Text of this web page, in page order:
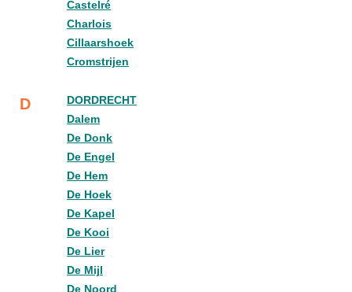
Castelré
Charlois
Cillaarshoek
Cromstrijen
D
DORDRECHT
Dalem
De Donk
De Engel
De Hem
De Hoek
De Kapel
De Kooi
De Lier
De Mijl
De Noord